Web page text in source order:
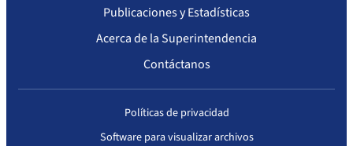
Florencio
Vargas Díaz,
de la Ciudad
de Diego de
Región de
Atacama, en
virtud de
Publicaciones y Estadísticas
Acerca de la Superintendencia
Contáctanos
Políticas de privacidad
Software para visualizar archivos